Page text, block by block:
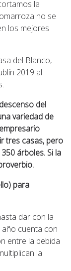
la
no se
los mejores
del Blanco,
2019 al
del
variedad de
tres casas, pero
árboles. Si la
para
dar con la
cuenta con
entre la bebida
la